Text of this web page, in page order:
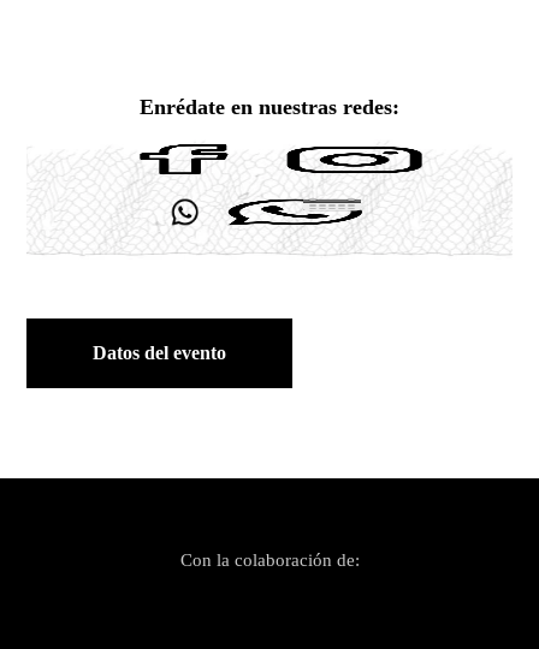
Enrédate en nuestras redes:
Datos del evento
Con la colaboración de: